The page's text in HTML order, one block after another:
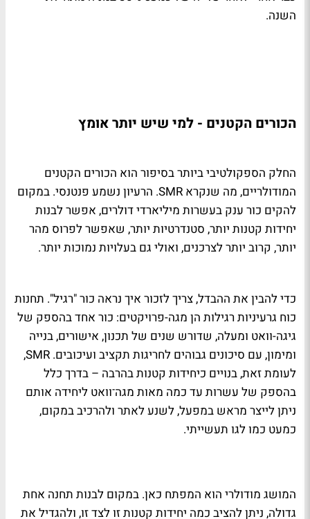
השנה.
הכורים הקטנים - למי שיש יותר אומץ
החלק הספקולטיבי ביותר בסיפור הוא הכורים הקטנים
המודולריים, מה שנקרא SMR. הרעיון נשמע פנטנסי. במקום
להקים כור ענק בעשרות מיליארדי דולרים, אפשר לבנות
יחידות קטנות יותר, סטנדרטיות יותר, שאפשר לפרוס מהר
יותר, קרוב יותר לצרכנים, ואולי גם בעלויות נמוכות יותר.
כדי להבין את ההבדל, צריך לזכור איך נראה כור "רגיל". תחנות
כוח גרעיניות רגילות הן מגה-פרויקטים: כור אחד בהספק של
גיגה-וואט ומעלה, שדורש שנים של תכנון, אישורים, בנייה
ומימון, עם סיכונים גבוהים לחריגות תקציב ועיכובים. SMR,
לעומת זאת, בנויים כיחידות קטנות בהרבה – בדרך כלל
בהספק של עשרות עד כמה מאות מגה־וואט ליחידה אותם
ניתן לייצר מראש במפעל, לשנע לאתר ולהרכיב במקום,
כמעט כמו לגו תעשייתי.
המושג מודולרי הוא המפתח כאן. במקום לבנות תחנה אחת
גדולה, ניתן להציב כמה יחידות קטנות זו לצד זו, ולהגדיל את